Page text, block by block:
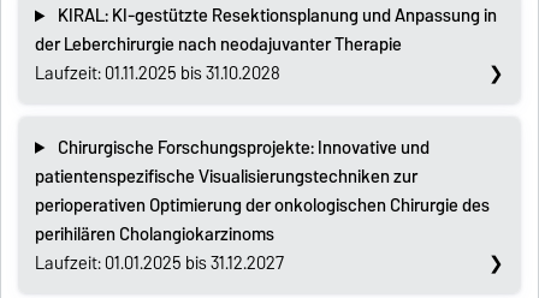
KIRAL: KI-gestützte Resektionsplanung und Anpassung in
der Leberchirurgie nach neodajuvanter Therapie
Laufzeit: 01.11.2025 bis 31.10.2028
Chirurgische Forschungsprojekte: Innovative und
patientenspezifische Visualisierungstechniken zur
perioperativen Optimierung der onkologischen Chirurgie des
perihilären Cholangiokarzinoms
Laufzeit: 01.01.2025 bis 31.12.2027